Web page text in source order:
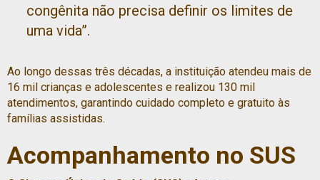
congênita não precisa definir os limites de
uma vida”.
Ao longo dessas três décadas, a instituição atendeu mais de
16 mil crianças e adolescentes e realizou 130 mil
atendimentos, garantindo cuidado completo e gratuito às
famílias assistidas.
Acompanhamento no SUS